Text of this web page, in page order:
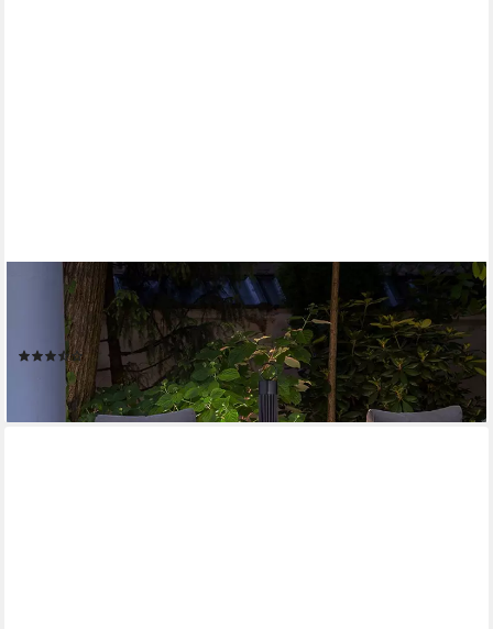
GLOBO LIGHTING
LED Solarleuchte, LED-Leuchtmittel fest verbaut, Warmweiß,
Solarleuchte Stehlampe Beistellleuchte Außenleuchte
(22)
47,99 €
lieferbar - in 2-3 Werktagen bei dir